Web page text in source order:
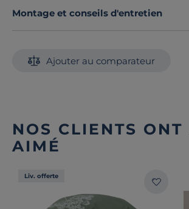
Montage et conseils d'entretien
Ajouter au comparateur
NOS CLIENTS ONT
AIMÉ
Liv. offerte